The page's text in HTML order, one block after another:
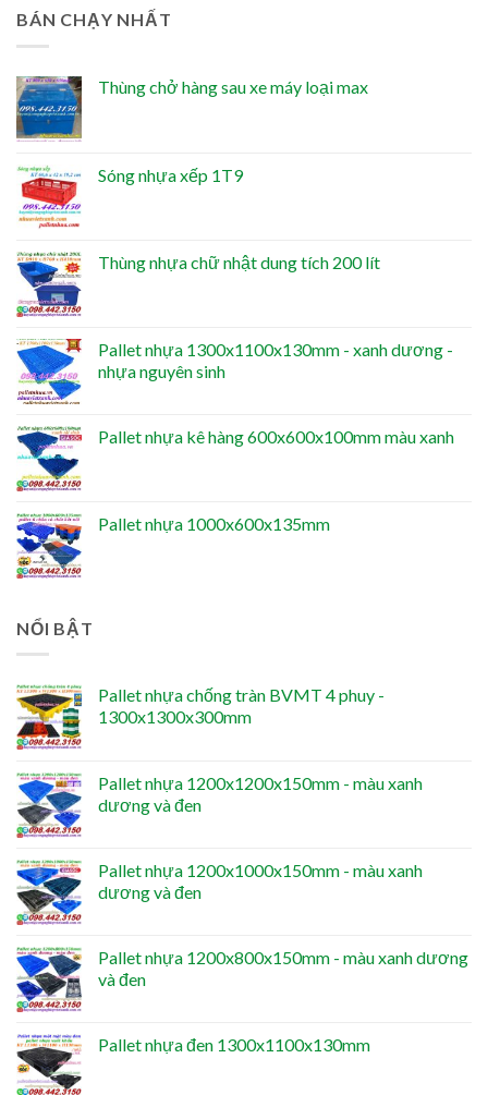
BÁN CHẠY NHẤT
Thùng chở hàng sau xe máy loại max
Sóng nhựa xếp 1T9
Thùng nhựa chữ nhật dung tích 200 lít
Pallet nhựa 1300x1100x130mm - xanh dương -
nhựa nguyên sinh
Pallet nhựa kê hàng 600x600x100mm màu xanh
Pallet nhựa 1000x600x135mm
NỔI BẬT
Pallet nhựa chống tràn BVMT 4 phuy -
1300x1300x300mm
Pallet nhựa 1200x1200x150mm - màu xanh
dương và đen
Pallet nhựa 1200x1000x150mm - màu xanh
dương và đen
Pallet nhựa 1200x800x150mm - màu xanh dương
và đen
Pallet nhựa đen 1300x1100x130mm